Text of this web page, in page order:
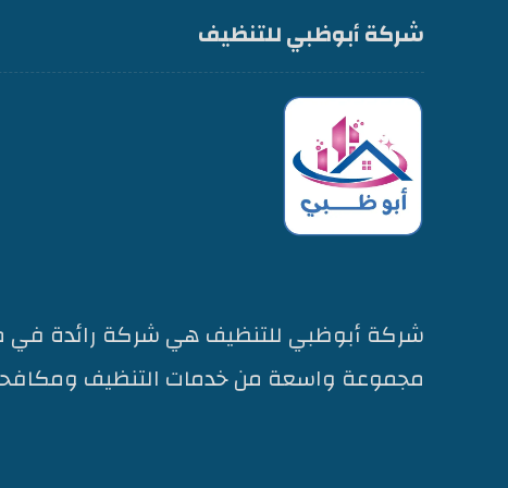
شركة أبوظبي للتنظيف
شركة أبوظبي للتنظيف هي شركة رائدة في
مجموعة واسعة من خدمات التنظيف